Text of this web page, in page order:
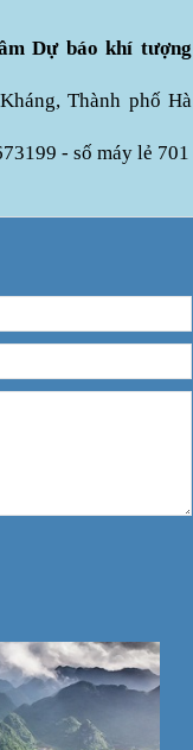
Dự báo khí tượng
Thành phố Hà
- số máy lẻ 701